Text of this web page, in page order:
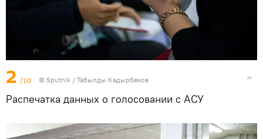
2 /10 © Sputnik / Табылды Кадырбеков
Распечатка данных о голосовании с АСУ